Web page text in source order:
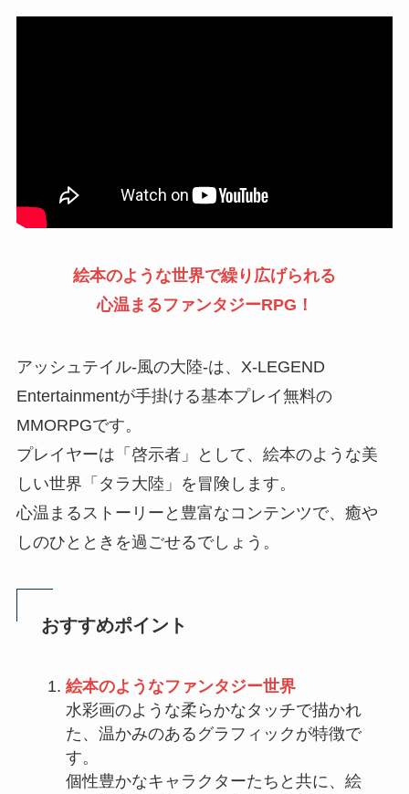
絵本のような世界で繰り広げられる
心温まるファンタジーRPG！
アッシュテイル-風の大陸-は、X-LEGEND
Entertainmentが手掛ける基本プレイ無料の
MMORPGです。
プレイヤーは「啓示者」として、絵本のような美
しい世界「タラ大陸」を冒険します。
心温まるストーリーと豊富なコンテンツで、癒や
しのひとときを過ごせるでしょう。
おすすめポイント
絵本のようなファンタジー世界
水彩画のような柔らかなタッチで描かれ
た、温かみのあるグラフィックが特徴で
す。
個性豊かなキャラクターたちと共に、絵